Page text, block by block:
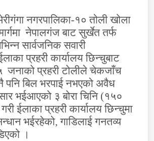
नगरपालिका-१० तोली खोला
नेपालगंज बाट सुर्खेत तर्फ
सार्वजनिक सवारी
प्रहरी कार्यालय छिन्चुबाट
जनाको प्रहरी टोलीले चेकजाँच
पनि बिल भरपाई नभएको अवैध
भईआएको ३ बोरा चिनि (१५०
ईलाका प्रहरी कार्यालय छिन्चुमा
भईरहेको, गाडिलाई गनतव्य
।